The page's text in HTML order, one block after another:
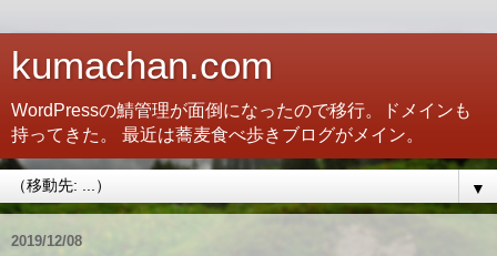
kumachan.com
WordPressの鯖管理が面倒になったので移行。ドメインも
持ってきた。 最近は蕎麦食べ歩きブログがメイン。
▼
2019/12/08